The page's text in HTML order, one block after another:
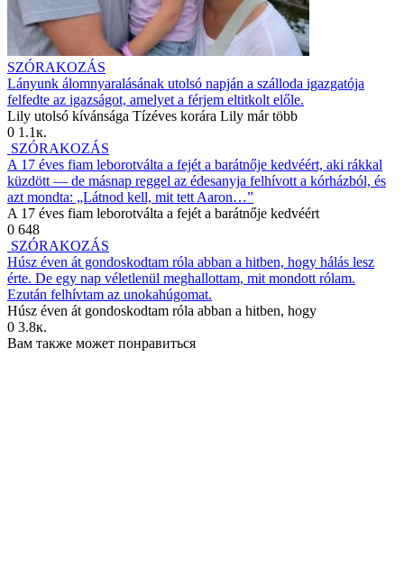
SZÓRAKOZÁS
Lányunk álomnyaralásának utolsó napján a szálloda igazgatója
felfedte az igazságot, amelyet a férjem eltitkolt előle.
Lily utolsó kívánsága Tízéves korára Lily már több
0 1.1к.
SZÓRAKOZÁS
A 17 éves fiam leborotválta a fejét a barátnője kedvéért, aki rákkal
küzdött — de másnap reggel az édesanyja felhívott a kórházból, és
azt mondta: „Látnod kell, mit tett Aaron…”
A 17 éves fiam leborotválta a fejét a barátnője kedvéért
0 648
SZÓRAKOZÁS
Húsz éven át gondoskodtam róla abban a hitben, hogy hálás lesz
érte. De egy nap véletlenül meghallottam, mit mondott rólam.
Ezután felhívtam az unokahúgomat.
Húsz éven át gondoskodtam róla abban a hitben, hogy
0 3.8к.
Вам также может понравиться